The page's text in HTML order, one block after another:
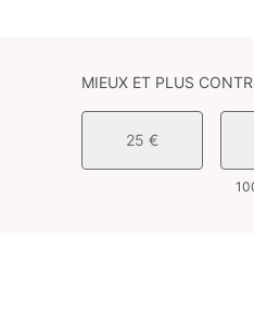
MIEUX ET PLUS
25 €